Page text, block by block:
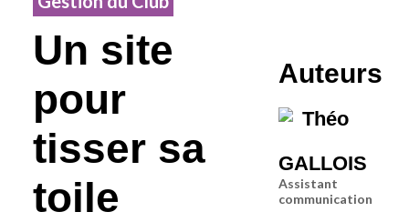
Un site
pour
tisser sa
toile
Auteurs
Théo
GALLOIS
Assistant
communication